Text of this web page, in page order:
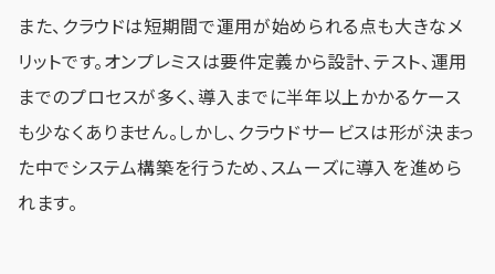
また、クラウドは短期間で運用が始められる点も大きなメ
リットです。オンプレミスは要件定義から設計、テスト、運用
までのプロセスが多く、導入までに半年以上かかるケース
も少なくありません。しかし、クラウドサービスは形が決まっ
た中でシステム構築を行うため、スムーズに導入を進めら
れます。